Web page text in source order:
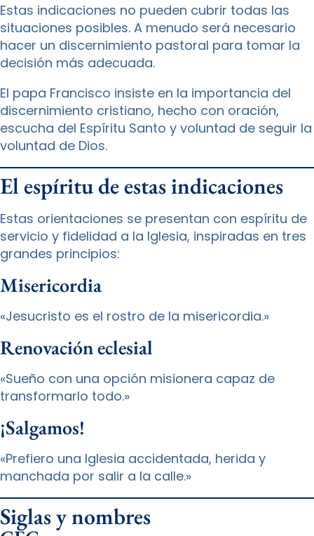
Estas indicaciones no pueden cubrir todas las
situaciones posibles. A menudo será necesario
hacer un discernimiento pastoral para tomar la
decisión más adecuada.
El papa Francisco insiste en la importancia del
discernimiento cristiano, hecho con oración,
escucha del Espíritu Santo y voluntad de seguir la
voluntad de Dios.
El espíritu de estas indicaciones
Estas orientaciones se presentan con espíritu de
servicio y fidelidad a la Iglesia, inspiradas en tres
grandes principios:
Misericordia
«Jesucristo es el rostro de la misericordia.»
Renovación eclesial
«Sueño con una opción misionera capaz de
transformarlo todo.»
¡Salgamos!
«Prefiero una Iglesia accidentada, herida y
manchada por salir a la calle.»
Siglas y nombres